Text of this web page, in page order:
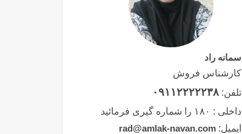
سمانه راد
کارشناس فروش
تلفن: ۰۹۱۱۲۲۲۲۲۳۸
داخلی : ۱۸۰ را شماره گیری فرمائید
ایمیل: rad@amlak-navan.com